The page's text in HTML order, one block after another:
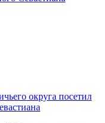
округа посетил